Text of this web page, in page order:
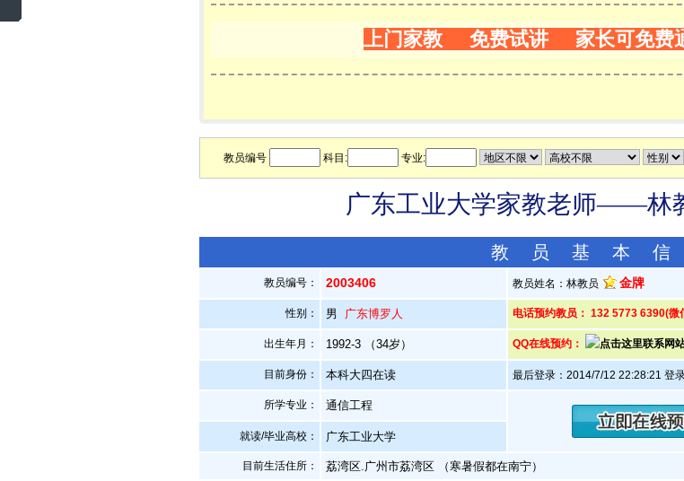
上门家教 免费试讲 家长可免费
教员编号 科目: 专业:
广东工业大学家教老师——林
教 员 基 本 信
教员编号： 2003406 教员姓名：林教员 金牌
性别： 男 广东博罗人 电话预约教员： 132 5773 6390(微
出生年月： 1992-3 （34岁） QQ在线预约：
目前身份： 本科大四在读 最后登录：2014/7/12 22:28:21 登
所学专业： 通信工程
就读/毕业高校： 广东工业大学
目前生活住所： 荔湾区.广州市荔湾区 （寒暑假都在南宁）